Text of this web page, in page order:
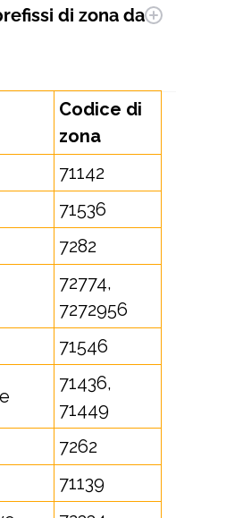
di zona da
Codice di
zona
71142
71536
7282
72774,
7272956
71546
71436,
71449
7262
71139